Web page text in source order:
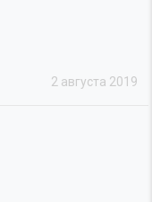
2 августа 2019